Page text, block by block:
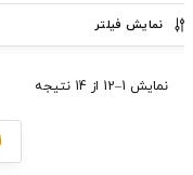
نمایش فیلتر
نمایش 1–12 از 14 نتیجه